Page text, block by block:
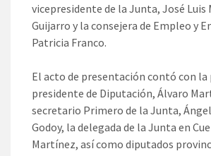
vicepresidente de la Junta, José Luis
Guijarro y la consejera de Empleo y
Patricia Franco.
El acto de presentación contó con la
presidente de Diputación, Álvaro
secretario Primero de la Junta,
Godoy, la delegada de la Junta en
Martínez, así como diputados